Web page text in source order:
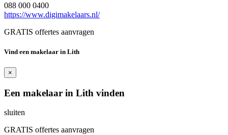
088 000 0400
https://www.digimakelaars.nl/
GRATIS offertes aanvragen
Vind een makelaar in Lith
×
Een makelaar in Lith vinden
sluiten
GRATIS offertes aanvragen